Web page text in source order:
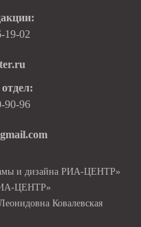
19-02
90-96
и дизайна РИА-ЦЕНТР»
ЦЕНТР»
Ковалевская